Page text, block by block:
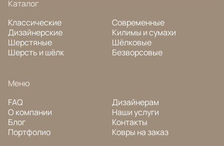
Каталог
Классические
Дизайнерские
Шерстяные
Шерсть и шёлк
Современные
Килимы и сумахи
Шёлковые
Безворсовые
Меню
FAQ
О компании
Блог
Портфолио
Дизайнерам
Наши услуги
Контакты
Ковры на заказ